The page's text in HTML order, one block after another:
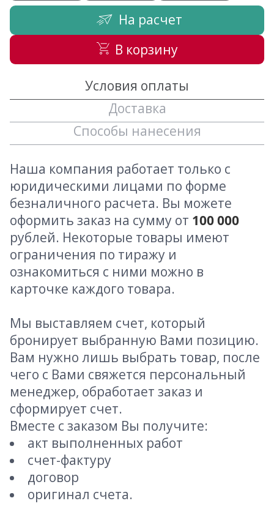
На расчет
В корзину
Условия оплаты
Доставка
Способы нанесения
Наша компания работает только с
юридическими лицами по форме
безналичного расчета. Вы можете
оформить заказ на сумму от 100 000
рублей. Некоторые товары имеют
ограничения по тиражу и
ознакомиться с ними можно в
карточке каждого товара.
Мы выставляем счет, который
бронирует выбранную Вами позицию.
Вам нужно лишь выбрать товар, после
чего с Вами свяжется персональный
менеджер, обработает заказ и
сформирует счет.
Вместе с заказом Вы получите:
акт выполненных работ
счет-фактуру
договор
оригинал счета.